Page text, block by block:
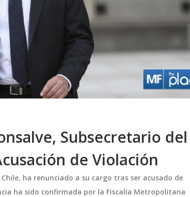
Subsecretario del
de Violación
ha renunciado a su cargo tras ser acusado de
ha sido confirmada por la Fiscalía Metropolitana